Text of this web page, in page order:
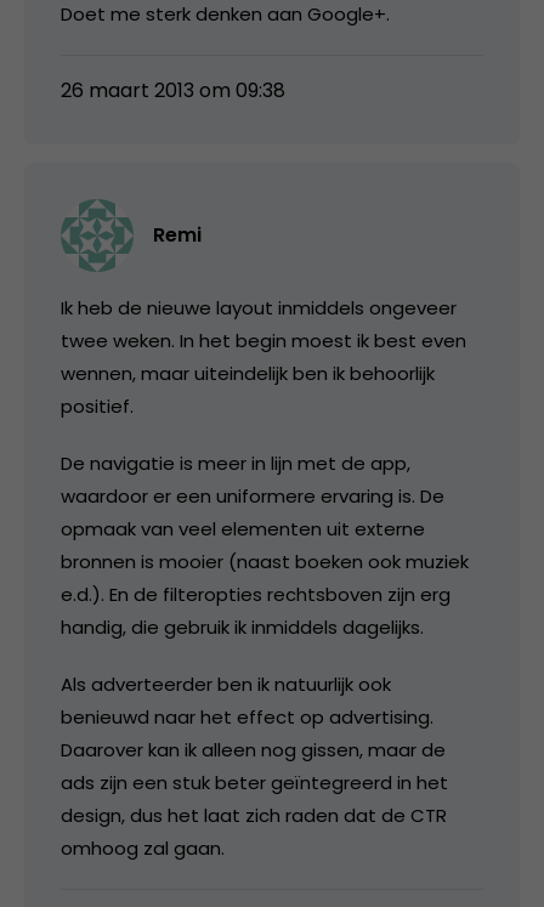
Doet me sterk denken aan Google+.
26 maart 2013 om 09:38
Remi
Ik heb de nieuwe layout inmiddels ongeveer
twee weken. In het begin moest ik best even
wennen, maar uiteindelijk ben ik behoorlijk
positief.
De navigatie is meer in lijn met de app,
waardoor er een uniformere ervaring is. De
opmaak van veel elementen uit externe
bronnen is mooier (naast boeken ook muziek
e.d.). En de filteropties rechtsboven zijn erg
handig, die gebruik ik inmiddels dagelijks.
Als adverteerder ben ik natuurlijk ook
benieuwd naar het effect op advertising.
Daarover kan ik alleen nog gissen, maar de
ads zijn een stuk beter geïntegreerd in het
design, dus het laat zich raden dat de CTR
omhoog zal gaan.